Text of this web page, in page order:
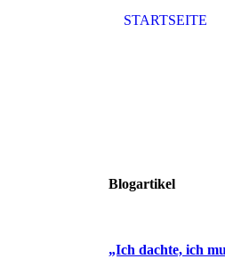
STARTSEITE
Blogartikel
„Ich dachte, ich